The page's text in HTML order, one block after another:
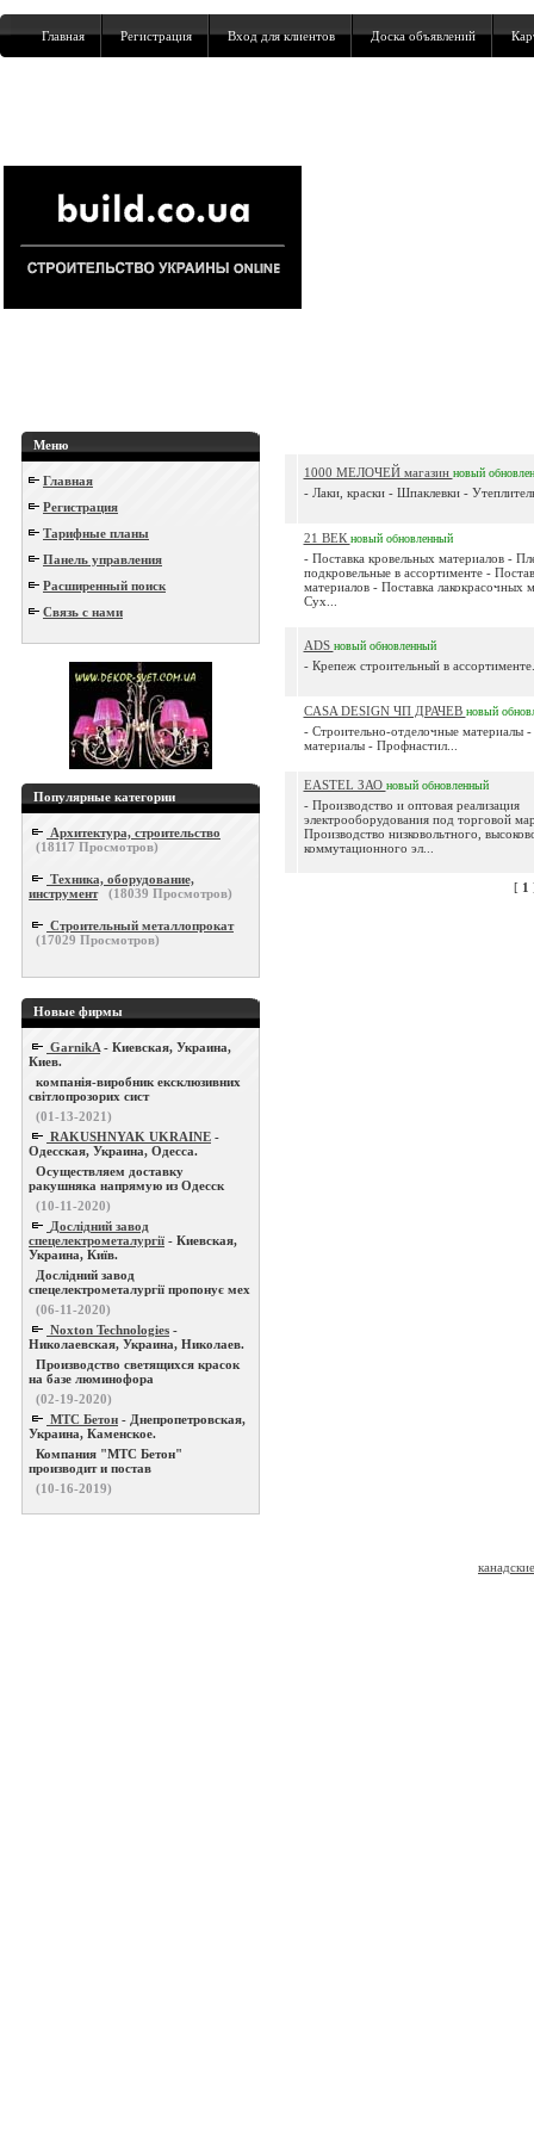
Главная Регистрация Вход для клиентов Доска объявлений
Меню
Главная
Регистрация
Тарифные планы
Панель управления
Расширенный поиск
Связь с нами
Популярные категории
Архитектура, строительство
(18117 Просмотров)
Техника, оборудование,
инструмент
(18039 Просмотров)
Строительный металлопрокат
(17029 Просмотров)
Новые фирмы
GarnikA - Киевская, Украина,
Киев.
компанія-виробник ексклюзивних
світлопрозорих сист
(01-13-2021)
RAKUSHNYAK UKRAINE -
Одесская, Украина, Одесса.
Осуществляем доставку
ракушняка напрямую из Одесск
(10-11-2020)
Дослідний завод
спецелектрометалургії - Киевская,
Украина, Київ.
Дослідний завод
спецелектрометалургії пропонує мех
(06-11-2020)
Noxton Technologies -
Николаевская, Украина, Николаев.
Производство светящихся красок
на базе люминофора
(02-19-2020)
МТС Бетон - Днепропетровская,
Украина, Каменское.
Компания "МТС Бетон"
производит и постав
(10-16-2019)
1000 МЕЛОЧЕЙ магазин новый
- Лаки, краски - Шпаклевки -
21 ВЕК новый обновленный
- Поставка кровельных материалов -
подкровельные в ассортименте -
материалов - Поставка лакокрасочных
Сух...
ADS новый обновленный
- Крепеж строительный в
CASA DESIGN ЧП ДРАЧЕВ новый
- Строительно-отделочные материалы
материалы - Профнастил...
EASTEL ЗАО новый обновленный
- Производство и оптовая реализация
электрооборудования под торговой
Производство низковольтного,
коммутационного эл...
[ 1